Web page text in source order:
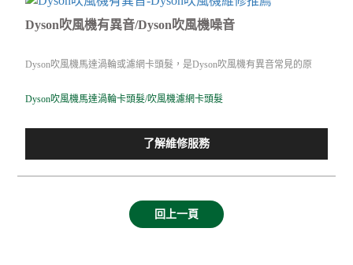
Dyson吹風機有異音/Dyson吹風機噪音
Dyson吹風機馬達渦輪或濾網卡頭髮，是Dyson吹風機有異音常見的原
Dyson吹風機馬達渦輪卡頭髮/吹風機濾網卡頭髮
了解維修服務
回上一頁